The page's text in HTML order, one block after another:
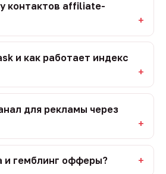
контактов affiliate-
и как работает индекс
для рекламы через
и гемблинг офферы?